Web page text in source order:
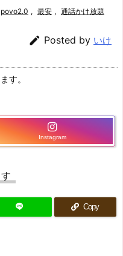
povo2.0 , 最安 , 通話かけ放題
 Posted by いけ
す。
Instagram
Copy